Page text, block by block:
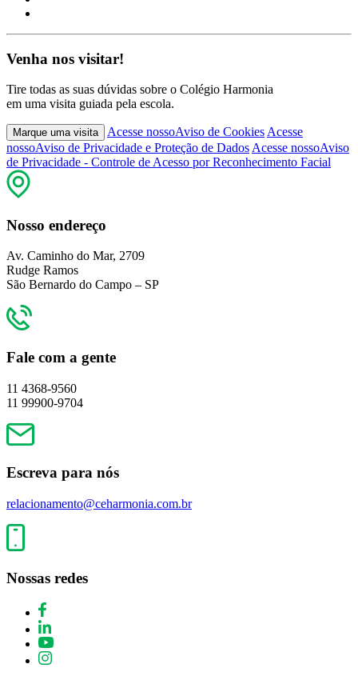
Venha nos visitar!
Tire todas as suas dúvidas sobre o Colégio Harmonia
em uma visita guiada pela escola.
Marque uma visita Acesse nossoAviso de Cookies Acesse
nossoAviso de Privacidade e Proteção de Dados Acesse nossoAviso
de Privacidade - Controle de Acesso por Reconhecimento Facial
Nosso endereço
Av. Caminho do Mar, 2709
Rudge Ramos
São Bernardo do Campo – SP
Fale com a gente
11 4368-9560
11 99900-9704
Escreva para nós
relacionamento@ceharmonia.com.br
Nossas redes